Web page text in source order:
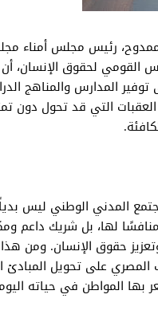
رئيس مجلس أمناء
القومي لحقوق الإنسان،
المدارس والمناهج
العقبات التي قد تحول دون
المدني الوطني ليس
لها، بل شريك داعم
حقوق الإنسان. ومن
على تحويل المبادئ
المواطن في حياته